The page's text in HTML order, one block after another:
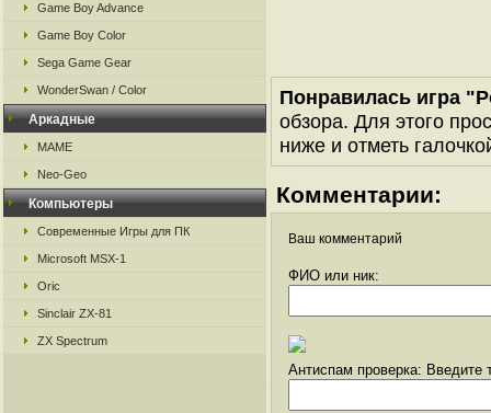
Game Boy Advance
Game Boy Color
Sega Game Gear
WonderSwan / Color
Аркадные
MAME
Neo-Geo
Компьютеры
Современные Игры для ПК
Microsoft MSX-1
Oric
Sinclair ZX-81
ZX Spectrum
Понравилась игра
обзора. Для этого
ниже и отметь
Комментарии:
Ваш комментарий
ФИО или ник:
Антиспам проверка: Введите